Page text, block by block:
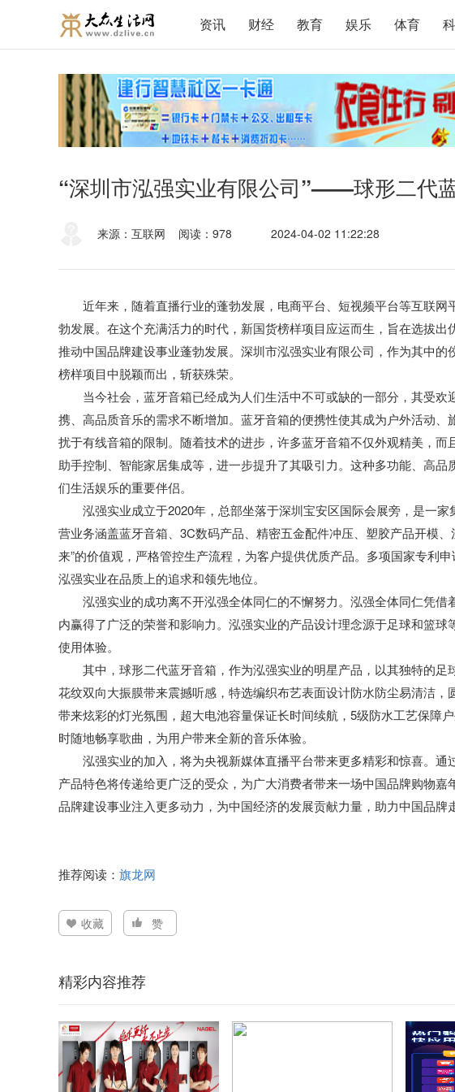
资讯 财经 教育 娱乐 体育
“深圳市泓强实业有限公司”——球形二代
来源：互联网 阅读：978 2024-04-02 11:22:28
近年来，随着直播行业的蓬勃发展，电商平台、短视频平台等互联
勃发展。在这个充满活力的时代，新国货榜样项目应运而生，旨在选拔出
推动中国品牌建设事业蓬勃发展。深圳市泓强实业有限公司，作为其中
榜样项目中脱颖而出，斩获殊荣。
当今社会，蓝牙音箱已经成为人们生活中不可或缺的一部分，其受
携、高品质音乐的需求不断增加。蓝牙音箱的便携性使其成为户外活动
扰于有线音箱的限制。随着技术的进步，许多蓝牙音箱不仅外观精美，
助手控制、智能家居集成等，进一步提升了其吸引力。这种多功能、高
们生活娱乐的重要伴侣。
泓强实业成立于2020年，总部坐落于深圳宝安区国际会展旁，是一
营业务涵盖蓝牙音箱、3C数码产品、精密五金配件冲压、塑胶产品开模
来”的价值观，严格管控生产流程，为客户提供优质产品。多项国家专利
泓强实业在品质上的追求和领先地位。
泓强实业的成功离不开泓强全体同仁的不懈努力。泓强全体同仁凭
内赢得了广泛的荣誉和影响力。泓强实业的产品设计理念源于足球和篮
使用体验。
其中，球形二代蓝牙音箱，作为泓强实业的明星产品，以其独特的
花纹双向大振膜带来震撼听感，特选编织布艺表面设计防水防尘易清洁，
带来炫彩的灯光氛围，超大电池容量保证长时间续航，5级防水工艺保障
时随地畅享歌曲，为用户带来全新的音乐体验。
泓强实业的加入，将为央视新媒体直播平台带来更多精彩和惊喜。
产品特色将传递给更广泛的受众，为广大消费者带来一场中国品牌购物
品牌建设事业注入更多动力，为中国经济的发展贡献力量，助力中国品牌
推荐阅读： 旗龙网
收藏 赞
精彩内容推荐